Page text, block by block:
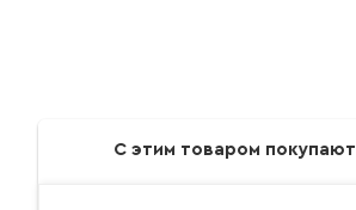
С этим товаром покупают